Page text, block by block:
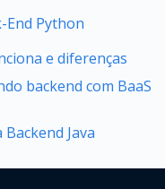
End Python
e diferenças
backend com BaaS
Java